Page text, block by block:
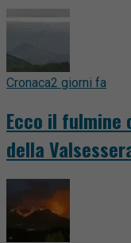
Cronaca2 giorni fa
Ecco il fulmine
della